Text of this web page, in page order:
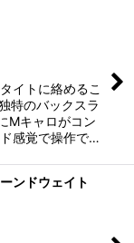
イトに絡めるこ
特のバックスラ
Mキャロがコン
感覚で操作で…
ンドウェイト